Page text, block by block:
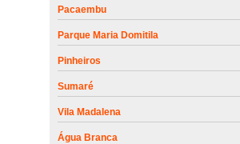
Pacaembu
Parque Maria Domitila
Pinheiros
Sumaré
Vila Madalena
Água Branca